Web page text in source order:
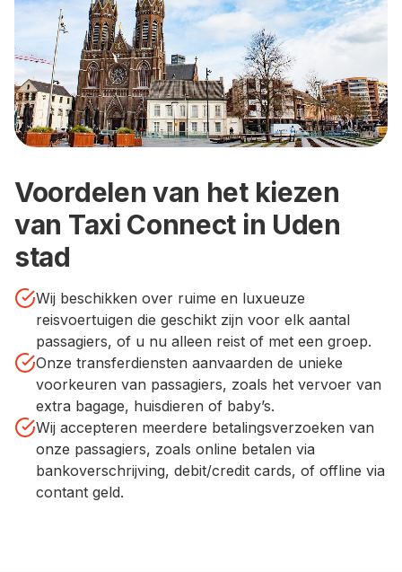
Voordelen van het kiezen
van Taxi Connect in Uden
stad
Wij beschikken over ruime en luxueuze
reisvoertuigen die geschikt zijn voor elk aantal
passagiers, of u nu alleen reist of met een groep.
Onze transferdiensten aanvaarden de unieke
voorkeuren van passagiers, zoals het vervoer van
extra bagage, huisdieren of baby’s.
Wij accepteren meerdere betalingsverzoeken van
onze passagiers, zoals online betalen via
bankoverschrijving, debit/credit cards, of offline via
contant geld.